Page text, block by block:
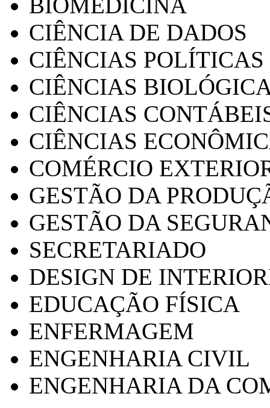
CIÊNCIA DE DADOS
CIÊNCIAS POLÍTICAS
CIÊNCIAS
CIÊNCIAS
CIÊNCIAS
COMÉRCIO
GESTÃO DA
GESTÃO DA
SECRETARIADO
DESIGN DE
EDUCAÇÃO FÍSICA
ENFERMAGEM
ENGENHARIA CIVIL
ENGENHARIA DA